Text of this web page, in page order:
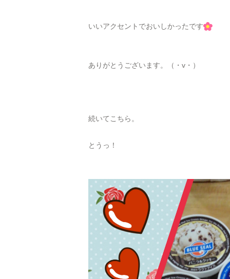
いいアクセントでおいしかったです
ありがとうございます。（・v・）
続いてこちら。
とうっ！